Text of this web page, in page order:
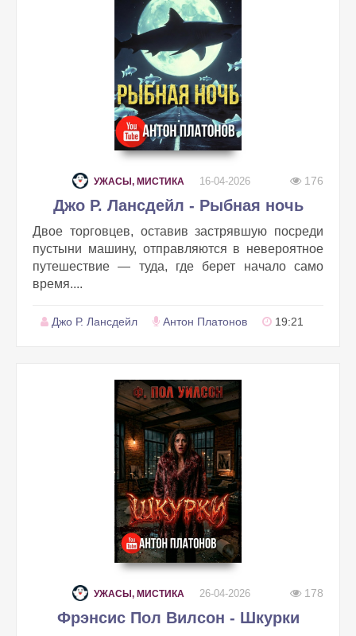
УЖАСЫ, МИСТИКА 16-04-2026 176
Джо Р. Лансдейл - Рыбная ночь
Двое торговцев, оставив застрявшую посреди
пустыни машину, отправляются в невероятное
путешествие — туда, где берет начало само
время....
Джо Р. Лансдейл Антон Платонов 19:21
УЖАСЫ, МИСТИКА 26-04-2026 178
Фрэнсис Пол Вилсон - Шкурки